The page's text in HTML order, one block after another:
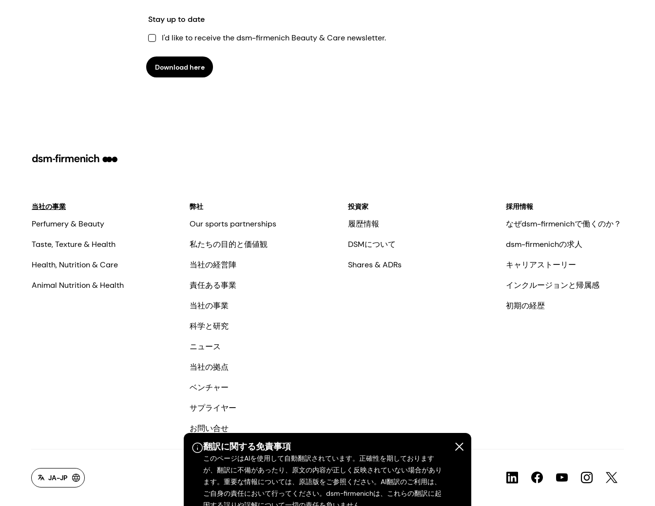
Stay up to date
I'd like to receive the dsm-firmenich Beauty & Care newsletter.
Download here
翻訳に関する免責事項
このページはAIを使用して自動翻訳されています。正確性を期しております
が、翻訳に不備があったり、原文の内容が正しく反映されていない場合があり
ます。重要な情報については、原語版をご参照ください。AI翻訳のご利用は、
ご自身の責任において行ってください。dsm-firmenichは、これらの翻訳に起
当社の事業
Perfumery & Beauty
Taste, Texture & Health
Health, Nutrition & Care
Animal Nutrition & Health
弊社
Our sports partnerships
私たちの目的と価値観
当社の経営陣
責任ある事業
当社の事業
科学と研究
ニュース
当社の拠点
ベンチャー
サプライヤー
お問い合せ
投資家
履歴情報
DSMについて
Shares & ADRs
採用情報
なぜdsm-firmenichで働くのか？
dsm-firmenichの求人
キャリアストーリー
インクルージョンと帰属感
初期の経歴
JA-JP